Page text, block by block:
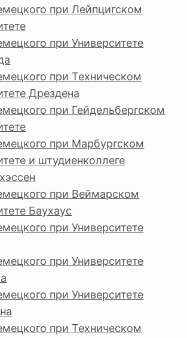
при Лейпцигском
при Университете
при Техническом
Дрездена
при Гейдельбергском
при Марбургском
и штудиенколлеге
при Веймарском
Баухаус
при Университете
при Университете
при Университете
при Техническом